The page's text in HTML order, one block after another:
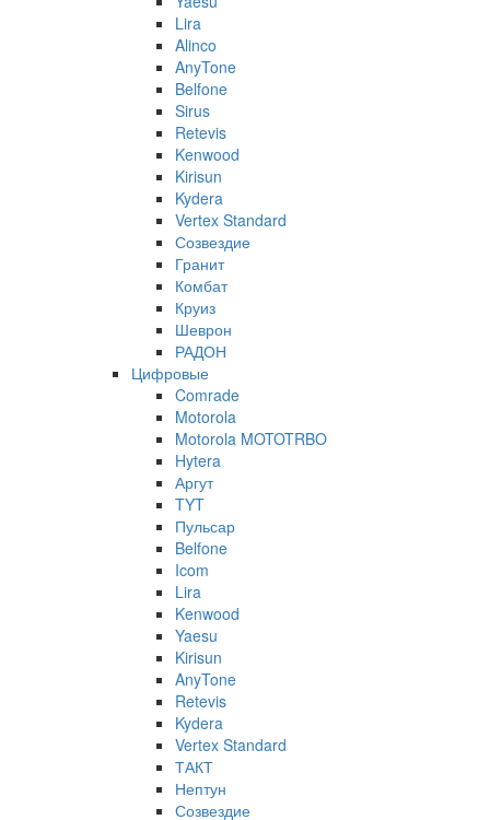
Lira
Alinco
AnyTone
Belfone
Sirus
Retevis
Kenwood
Kirisun
Kydera
Vertex Standard
Созвездие
Гранит
Комбат
Круиз
Шеврон
РАДОН
Цифровые
Comrade
Motorola
Motorola MOTOTRBO
Hytera
Аргут
TYT
Пульсар
Belfone
Icom
Lira
Kenwood
Yaesu
Kirisun
AnyTone
Retevis
Kydera
Vertex Standard
ТАКТ
Нептун
Созвездие